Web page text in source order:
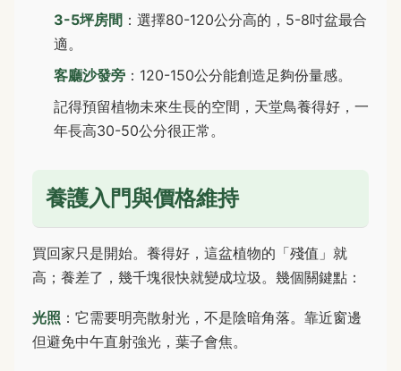
3-5坪房間 ：選擇80-120公分高的，5-8吋盆最合
適。
客廳沙發旁 ：120-150公分能創造足夠份量感。
記得預留植物未來生長的空間，天堂鳥養得好，一
年長高30-50公分很正常。
養護入門與價格維持
買回家只是開始。養得好，這盆植物的「殘值」就
高；養差了，幾千塊很快就變成垃圾。幾個關鍵點：
光照 ：它需要明亮散射光，不是陰暗角落。靠近窗邊
但避免中午直射強光，葉子會焦。